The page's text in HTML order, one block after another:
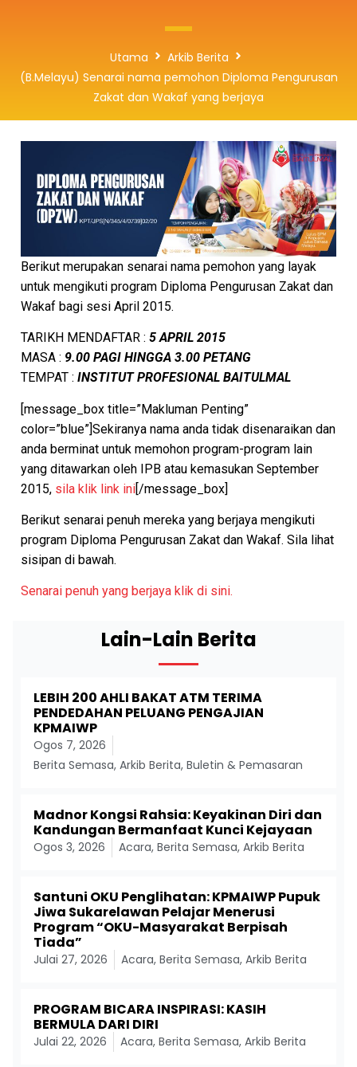
Utama
Arkib Berita
(B.Melayu) Senarai nama pemohon Diploma Pengurusan
Zakat dan Wakaf yang berjaya
Berikut merupakan senarai nama pemohon yang layak
untuk mengikuti program Diploma Pengurusan Zakat dan
Wakaf bagi sesi April 2015.
TARIKH MENDAFTAR : 5 APRIL 2015
MASA : 9.00 PAGI HINGGA 3.00 PETANG
TEMPAT : INSTITUT PROFESIONAL BAITULMAL
[message_box title=”Makluman Penting”
color=”blue”]Sekiranya nama anda tidak disenaraikan dan
anda berminat untuk memohon program-program lain
yang ditawarkan oleh IPB atau kemasukan September
2015, sila klik link ini[/message_box]
Berikut senarai penuh mereka yang berjaya mengikuti
program Diploma Pengurusan Zakat dan Wakaf. Sila lihat
sisipan di bawah.
Senarai penuh yang berjaya klik di sini.
Lain-Lain Berita
LEBIH 200 AHLI BAKAT ATM TERIMA
PENDEDAHAN PELUANG PENGAJIAN
KPMAIWP
Ogos 7, 2026
Berita Semasa, Arkib Berita, Buletin & Pemasaran
Madnor Kongsi Rahsia: Keyakinan Diri dan
Kandungan Bermanfaat Kunci Kejayaan
Ogos 3, 2026 Acara, Berita Semasa, Arkib Berita
Santuni OKU Penglihatan: KPMAIWP Pupuk
Jiwa Sukarelawan Pelajar Menerusi
Program “OKU-Masyarakat Berpisah
Tiada”
Julai 27, 2026 Acara, Berita Semasa, Arkib Berita
PROGRAM BICARA INSPIRASI: KASIH
BERMULA DARI DIRI
Julai 22, 2026 Acara, Berita Semasa, Arkib Berita